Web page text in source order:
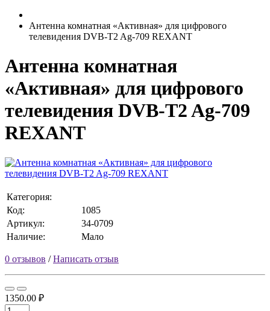
Антенна комнатная «Активная» для цифрового
телевидения DVB-T2 Ag-709 REXANT
Антенна комнатная
«Активная» для цифрового
телевидения DVB-T2 Ag-709
REXANT
Категория:
Код:
1085
Артикул:
34-0709
Наличие:
Мало
0 отзывов /Написать отзыв
1350.00 ₽